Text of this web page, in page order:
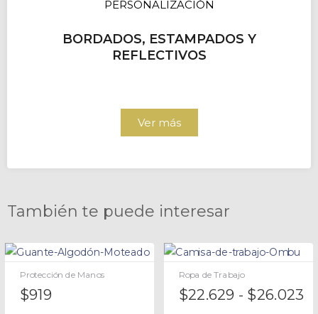
PERSONALIZACIÓN
BORDADOS, ESTAMPADOS Y
REFLECTIVOS
Ver más
También te puede interesar
Protección de Manos
$919
Ropa de Trabajo
$22.629 - $26.023